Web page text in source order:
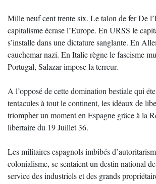
Mille neuf cent trente six. Le talon de fer De
capitalisme écrase l’Europe. En URSS le
s’installe dans une dictature sanglante. En
cauchemar nazi. En Italie règne le fascisme
Portugal, Salazar impose la terreur.
A l’opposé de cette domination bestiale qui
tentacules à tout le continent, les idéaux de
triompher un moment en Espagne grâce à la
libertaire du 19 Juillet 36.
Les militaires espagnols imbibés
colonialisme, se sentaient un destin national
service des industriels et des grands